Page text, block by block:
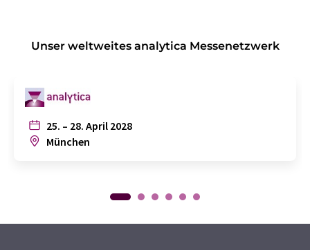
Unser weltweites analytica Messenetzwerk
25. – 28. April 2028
München